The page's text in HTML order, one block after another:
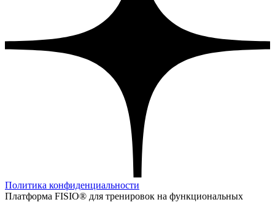
Политика конфиденциальности
Платформа FISIO® для тренировок на функциональных